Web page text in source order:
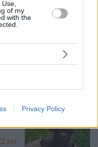
of my
with the
Privacy Policy
συζύγου του
γιατί
στη βαλίτσα
254